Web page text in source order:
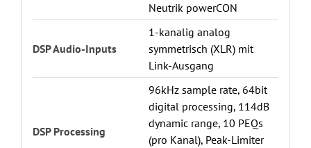
Neutrik powerCON
DSP Audio-Inputs
1-kanalig analog
symmetrisch (XLR) mit
Link-Ausgang
DSP Processing
96kHz sample rate, 64bit
digital processing, 114dB
dynamic range, 10 PEQs
(pro Kanal), Peak-Limiter